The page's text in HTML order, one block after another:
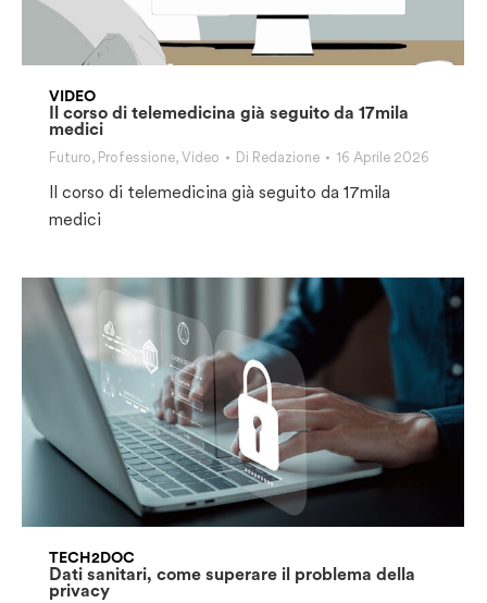
VIDEO
Il corso di telemedicina già seguito da 17mila
medici
Futuro, Professione, Video Di Redazione 16 Aprile 2026
Il corso di telemedicina già seguito da 17mila
medici
TECH2DOC
Dati sanitari, come superare il problema della
privacy